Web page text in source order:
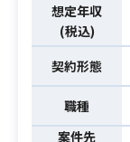
想定年収
(税込)
契約形態
職種
案件先